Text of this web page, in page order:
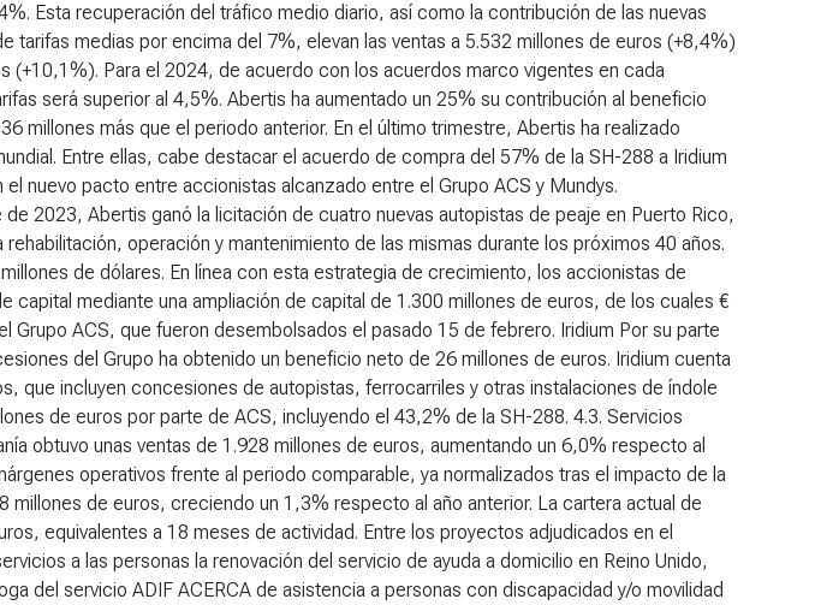
Esta recuperación del tráfico medio diario, así como la contribución de las nuevas
tarifas medias por encima del 7%, elevan las ventas a 5.532 millones de euros (+8,4%)
(+10,1%). Para el 2024, de acuerdo con los acuerdos marco vigentes en cada
será superior al 4,5%. Abertis ha aumentado un 25% su contribución al beneficio
millones más que el periodo anterior. En el último trimestre, Abertis ha realizado
Entre ellas, cabe destacar el acuerdo de compra del 57% de la SH-288 a Iridium
nuevo pacto entre accionistas alcanzado entre el Grupo ACS y Mundys.
2023, Abertis ganó la licitación de cuatro nuevas autopistas de peaje en Puerto Rico,
operación y mantenimiento de las mismas durante los próximos 40 años.
de dólares. En línea con esta estrategia de crecimiento, los accionistas de
capital mediante una ampliación de capital de 1.300 millones de euros, de los cuales €
Grupo ACS, que fueron desembolsados el pasado 15 de febrero. Iridium Por su parte
del Grupo ha obtenido un beneficio neto de 26 millones de euros. Iridium cuenta
que incluyen concesiones de autopistas, ferrocarriles y otras instalaciones de índole
de euros por parte de ACS, incluyendo el 43,2% de la SH-288. 4.3. Servicios
obtuvo unas ventas de 1.928 millones de euros, aumentando un 6,0% respecto al
operativos frente al periodo comparable, ya normalizados tras el impacto de la
millones de euros, creciendo un 1,3% respecto al año anterior. La cartera actual de
equivalentes a 18 meses de actividad. Entre los proyectos adjudicados en el
a las personas la renovación del servicio de ayuda a domicilio en Reino Unido,
del servicio ADIF ACERCA de asistencia a personas con discapacidad y/o movilidad